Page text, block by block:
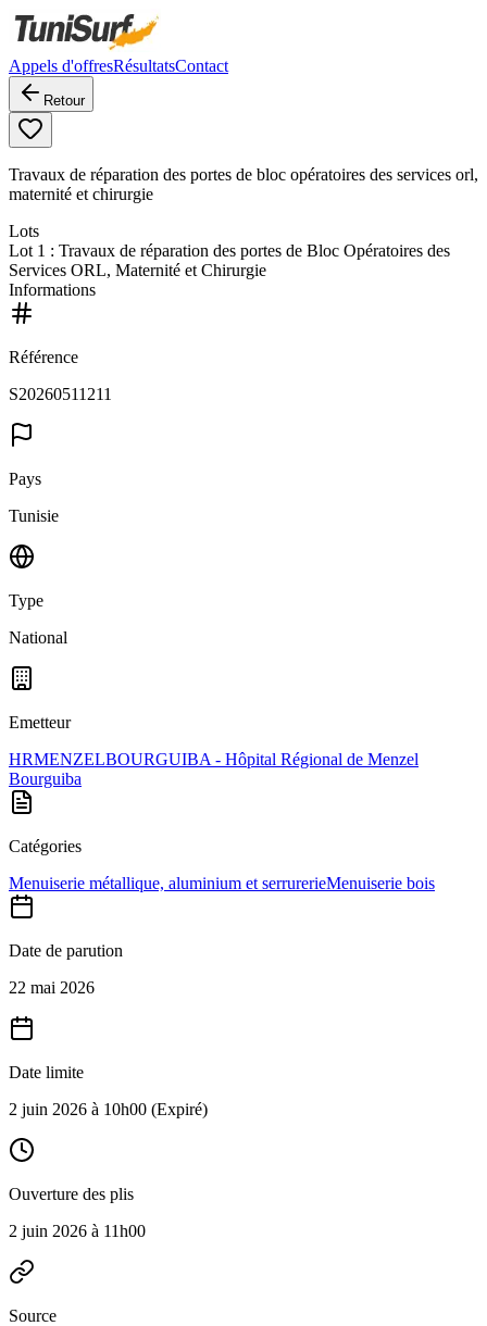
Appels d'offresRésultatsContact
Retour
Travaux de réparation des portes de bloc opératoires des services orl,
maternité et chirurgie
Lots
Lot 1 : Travaux de réparation des portes de Bloc Opératoires des
Services ORL, Maternité et Chirurgie
Informations
Référence
S20260511211
Pays
Tunisie
Type
National
Emetteur
HRMENZELBOURGUIBA - Hôpital Régional de Menzel
Bourguiba
Catégories
Menuiserie métallique, aluminium et serrurerieMenuiserie bois
Date de parution
22 mai 2026
Date limite
2 juin 2026 à 10h00 (Expiré)
Ouverture des plis
2 juin 2026 à 11h00
Source